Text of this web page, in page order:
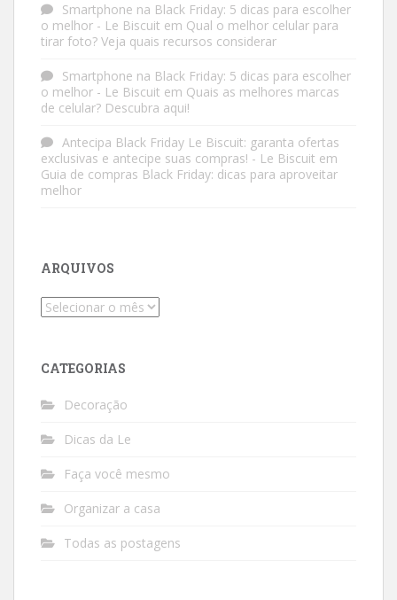
Smartphone na Black Friday: 5 dicas para escolher
o melhor - Le Biscuit em Qual o melhor celular para
tirar foto? Veja quais recursos considerar
Smartphone na Black Friday: 5 dicas para escolher
o melhor - Le Biscuit em Quais as melhores marcas
de celular? Descubra aqui!
Antecipa Black Friday Le Biscuit: garanta ofertas
exclusivas e antecipe suas compras! - Le Biscuit em
Guia de compras Black Friday: dicas para aproveitar
melhor
ARQUIVOS
Arquivos
CATEGORIAS
Decoração
Dicas da Le
Faça você mesmo
Organizar a casa
Todas as postagens